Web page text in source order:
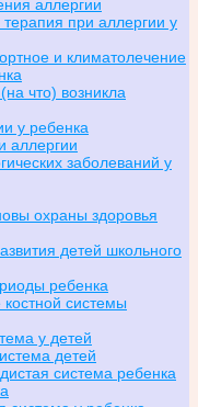
аллергии
при аллергии у
и климатолечение
что) возникла
у ребенка
аллергии
заболеваний у
охраны здоровья
детей школьного
ребенка
системы
у детей
детей
система ребенка